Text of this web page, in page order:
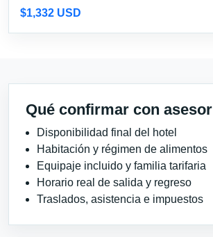
$1,332 USD
Qué confirmar con asesor
Disponibilidad final del hotel
Habitación y régimen de alimentos
Equipaje incluido y familia tarifaria
Horario real de salida y regreso
Traslados, asistencia e impuestos